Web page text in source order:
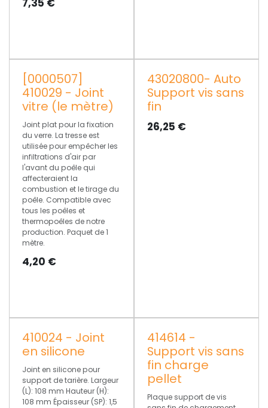
[0000507]
410029 - Joint
vitre (le mètre)
Joint plat pour la fixation
du verre. La tresse est
utilisée pour empêcher les
infiltrations d'air par
l'avant du poêle qui
affecteraient la
combustion et le tirage du
poêle. Compatible avec
tous les poêles et
thermopoêles de notre
production. Paquet de 1
mètre.
4,20 €
43020800- Auto
Support vis sans
fin
26,25 €
410024 - Joint
en silicone
Joint en silicone pour
support de tarière. Largeur
(L): 108 mm Hauteur (H):
108 mm Épaisseur (SP): 1,5
414614 -
Support vis sans
fin charge
pellet
Plaque support de vis